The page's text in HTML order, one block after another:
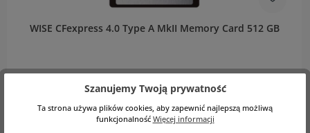
WISE CFexpress 4.0 Type A MkII Memory Card 512 GB
Warianty 1 308,17 zł
Cena regularna:
2 676,54 zł
Szanujemy Twoją prywatność
Ta strona używa plików cookies, aby zapewnić najlepszą możliwą
funkcjonalność Więcej informacji